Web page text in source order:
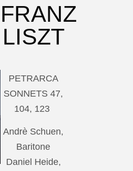
FRANZ
LISZT
PETRARCA
SONNETS 47,
104, 123
Andrè Schuen,
Baritone
Daniel Heide,